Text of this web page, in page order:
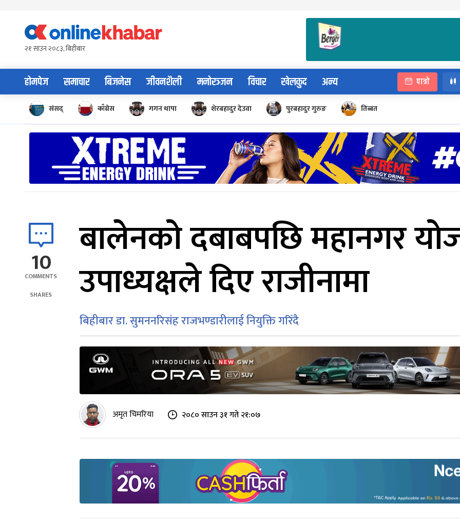
content२१ साउन २०८३, बिहीबार
होमपेज समाचार बिजनेस जीवनशैली मनोरञ्जन विचार खेलकुद अन्य पात्रो
संसद् काँग्रेस गगन थापा शेरबहादुर देउवा पुरबहादुर गुरुङ तिब्बत
10
COMMENTS
SHARES
बालेनको दबाबपछि महानगर
उपाध्यक्षले दिए राजीनामा
बिहीबार डा. सुमननरिसंह राजभण्डारीलाई नियुक्ति गरिँदै
अमृत चिमरिया २०८० साउन ३१ गते २१:०७